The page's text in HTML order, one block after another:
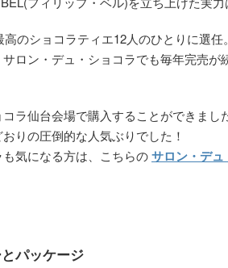
のショコラティエ12人のひとりに選任。
ロン・デュ・ショコラでも毎年完売が
ラ仙台会場で購入することができまし
りの圧倒的な人気ぶりでした！
気になる方は、こちらのサロン・デュ
パッケージ